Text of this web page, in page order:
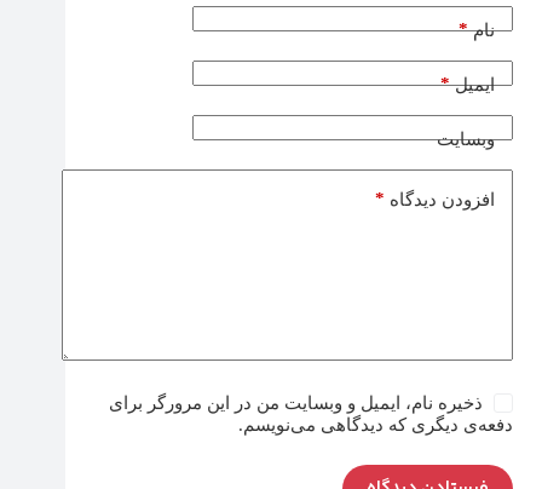
نام*
ایمیل*
وبسایت
افزودن دیدگاه *
ذخیره نام، ایمیل و وبسایت من در این مرورگر برای
دفعه‌ی دیگری که دیدگاهی می‌نویسم.